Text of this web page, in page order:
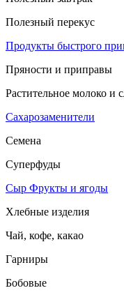
Полезный перекус
Продукты быстрого
Пряности и приправы
Растительное молоко и
Сахарозаменители
Семена
Суперфуды
Сыр Фрукты и ягоды
Хлебные изделия
Чай, кофе, какао
Гарниры
Бобовые